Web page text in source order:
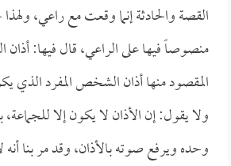
القصة والحادثة إنما وقعت مع راعي،
منصوصاً فيها على الراعي، قال فيها: أذان
المقصود منها أذان الشخص المفرد الذي
ولا يقول: إن الأذان لا يكون إلا
وحده ويرفع صوته بالأذان، وقد مر بنا